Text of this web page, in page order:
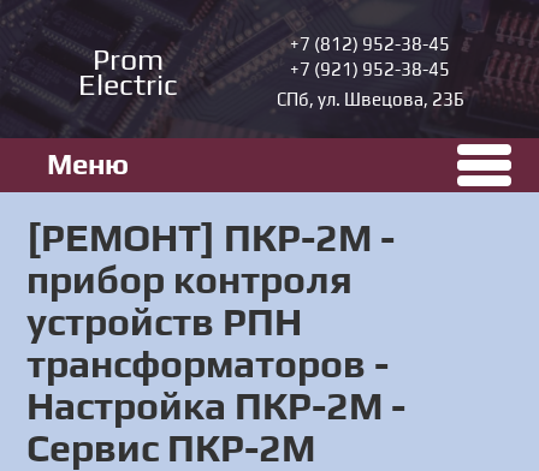
Prom
Electric
+7 (812) 952-38-45
+7 (921) 952-38-45
СПб, ул. Швецова, 23Б
Меню
[РЕМОНТ] ПКР-2M -
прибор контроля
устройств РПН
трансформаторов -
Настройка ПКР-2M -
Сервис ПКР-2M